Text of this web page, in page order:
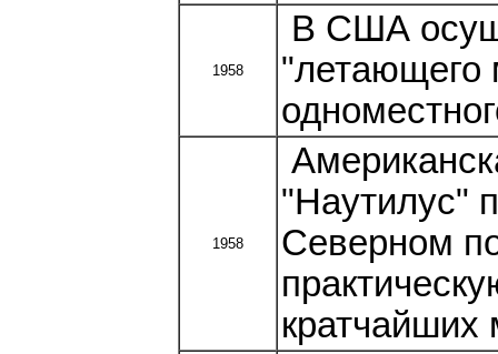
1958
В США
"летающего
1958
"Наутилус"
Северном
кратчайших